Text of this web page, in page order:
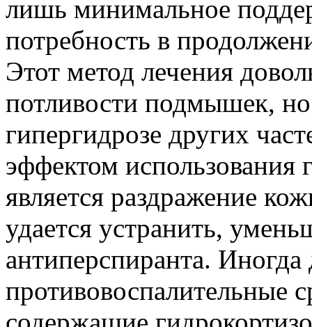
лишь минимальное
потребность в
Этот метод лечения
потливости подмышек,
гипергидрозе других
эффектом использования
является раздражение
удается устранить,
антиперспиранта. Иногда
противовоспалительные